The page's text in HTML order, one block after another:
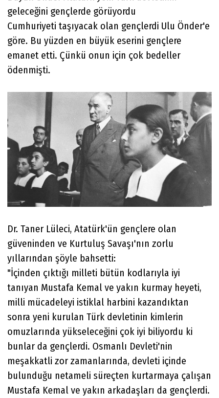
geleceğini gençlerde görüyordu
Cumhuriyeti taşıyacak olan gençlerdi Ulu Önder'e
göre. Bu yüzden en büyük eserini gençlere
emanet etti. Çünkü onun için çok bedeller
ödenmişti.
Dr. Taner Lüleci, Atatürk'ün gençlere olan
güveninden ve Kurtuluş Savaşı'nın zorlu
yıllarından şöyle bahsetti:
"İçinden çıktığı milleti bütün kodlarıyla iyi
tanıyan Mustafa Kemal ve yakın kurmay heyeti,
milli mücadeleyi istiklal harbini kazandıktan
sonra yeni kurulan Türk devletinin kimlerin
omuzlarında yükseleceğini çok iyi biliyordu ki
bunlar da gençlerdi. Osmanlı Devleti'nin
meşakkatli zor zamanlarında, devleti içinde
bulunduğu netameli süreçten kurtarmaya çalışan
Mustafa Kemal ve yakın arkadaşları da gençlerdi.